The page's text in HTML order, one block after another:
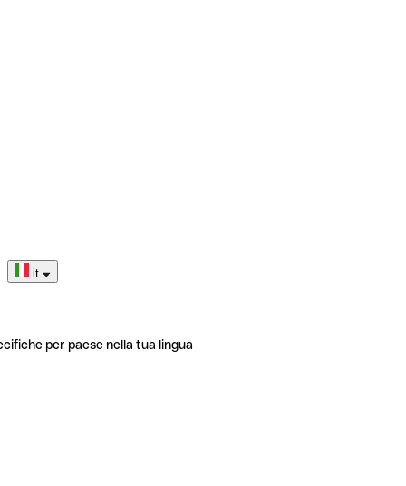
it
per paese nella tua lingua